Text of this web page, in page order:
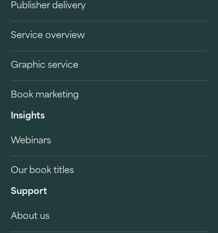
Publisher delivery
Service overview
Graphic service
Book marketing
Insights
Webinars
Our book titles
Support
About us